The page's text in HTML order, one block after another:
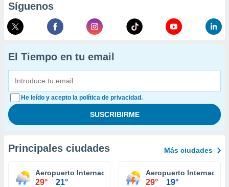
Síguenos
El Tiempo en tu email
He leído y acepto la política de privacidad.
Principales ciudades Más ciudades
Aeropuerto Internacional Niagara Falls
29° 21°
Aeropuerto
29° 19°